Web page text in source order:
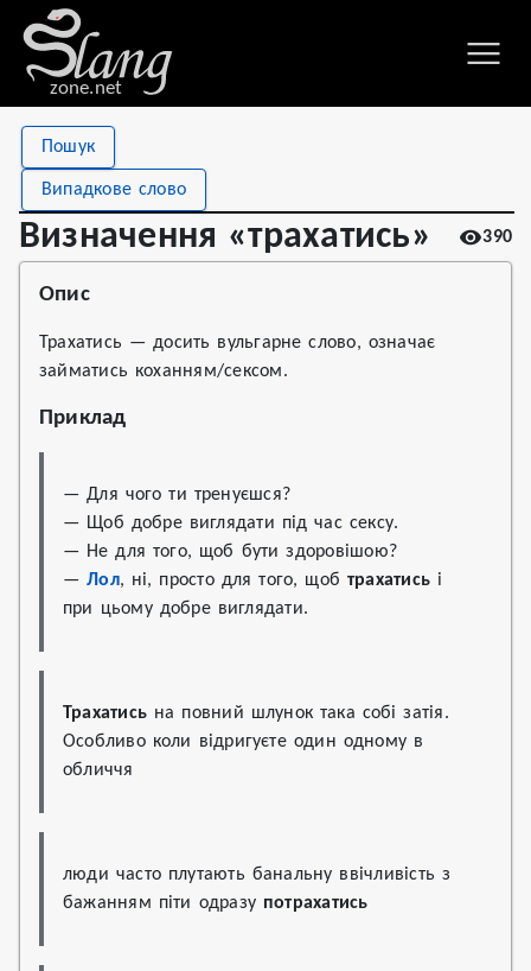
zone.net
Пошук
Випадкове слово
Визначення «трахатись» 390
Визначення «трахатись»
Stat
Views
Definitions 2
Опис
Трахатись — досить вульгарне слово, означає
займатись коханням/сексом.
Приклад
— Для чого ти тренуєшся?
— Щоб добре виглядати під час сексу.
— Не для того, щоб бути здоровішою?
— Лол, ні, просто для того, щоб трахатись і
при цьому добре виглядати.
Трахатись на повний шлунок така собі затія.
Особливо коли відригуєте один одному в
обличчя
люди часто плутають банальну ввічливість з
бажанням піти одразу потрахатись